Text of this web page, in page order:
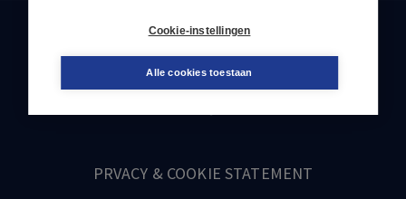
Cookie-instellingen
Alle cookies toestaan
KLANTENSERVICE
088-0301000
PRVACY & COOKIE STATEMENT